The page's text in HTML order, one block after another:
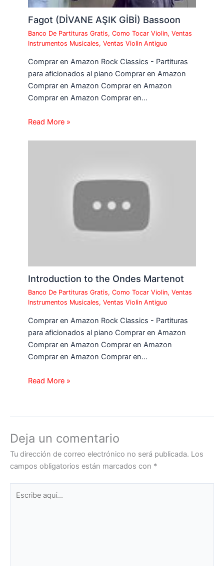
Fagot (DİVANE AŞIK GİBİ) Bassoon
Banco De Partituras Gratis,Como Tocar Violin,Ventas
Instrumentos Musicales,Ventas Violin Antiguo
Comprar en Amazon Rock Classics - Partituras
para aficionados al piano Comprar en Amazon
Comprar en Amazon Comprar en Amazon
Comprar en Amazon Comprar en…
Read More »
Introduction to the Ondes Martenot
Banco De Partituras Gratis,Como Tocar Violin,Ventas
Instrumentos Musicales,Ventas Violin Antiguo
Comprar en Amazon Rock Classics - Partituras
para aficionados al piano Comprar en Amazon
Comprar en Amazon Comprar en Amazon
Comprar en Amazon Comprar en…
Read More »
Deja un comentario
Tu dirección de correo electrónico no será publicada. Los
campos obligatorios están marcados con *
aquí...